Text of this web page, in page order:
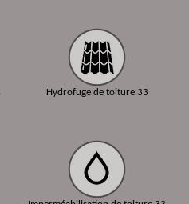
Hydrofuge de toiture 33